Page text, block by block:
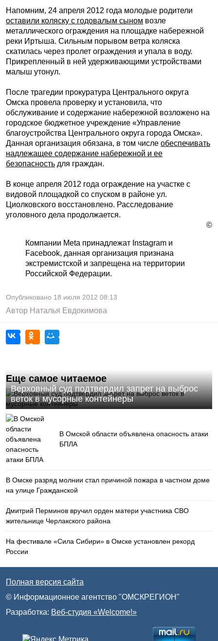
Напомним, 24 апреля 2012 года молодые родители
оставили коляску с годовалым сыном возле
металлического ограждения на площадке набережной
реки Иртыша. Сильным порывом ветра коляска
скатилась через пролет ограждения и упала в воду.
Прикрепленный в ней удерживающими устройствами
малыш утонул.
После трагедии прокуратура Центрального округа
Омска провела проверку и установила, что
обслуживание и содержание набережной возложено на
городское бюджетное учреждение «Управление
благоустройства Центрального округа города Омска».
Данная организация обязана, в том числе обеспечивать
надлежащее содержание набережной и ее
безопасность для граждан.
В конце апреля 2012 года ограждение на участке с
видовой площадкой со спуском в районе ул.
Циолковского восстановлено. Расследование
уголовного дела продолжается.
©
Компании Meta принадлежат Instagram и
Facebook, данная организация признана
экстремистской и запрещена на территории
Российской Федерации.
Опубликовано 18 июля 2012 08:13
Автор Наталья Евдокимова
Еще самое читаемое
Верховный суд подтвердил запрет на выброс
веток в мусорные контейнеры
В Омской области объявлена опасность атаки
БПЛА
В Омске разряд молнии стал причиной пожара в частном доме
на улице Гражданской
Дмитрий Перминов вручил орден матери участника СВО
жительнице Черлакского района
На фестивале «Сила Сибири» в Омске установлен рекорд
России
Полная версия сайта
© Информационное агентство "ОМСКРЕГИОН"
Разработка: Веб-студия «Welcome!»